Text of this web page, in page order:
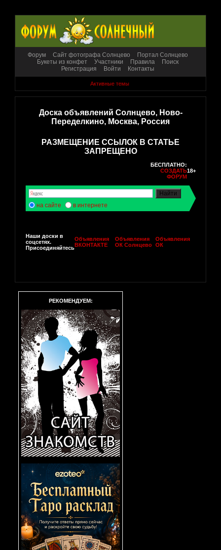
Форум Сайт фотографа Солнцево
Портал Солнцево
Букеты из конфет
Участники Правила
Поиск
Регистрация
Войти Контакты
Активные темы
Доска объявлений Солнцево, Ново-
Переделкино, Москва, Россия
РАЗМЕЩЕНИЕ ССЫЛОК В СТАТЬЕ
ЗАПРЕЩЕНО
БЕСПЛАТНО:
СОЗДАТЬ
ФОРУМ
18+
на сайте в интернете
Наши доски в
соцсетях.
Присоединяйтесь
Объявления
ВКОНТАКТЕ
Объявления
ОК Солнцево
Объявления
ОК
РЕКОМЕНДУЕМ: